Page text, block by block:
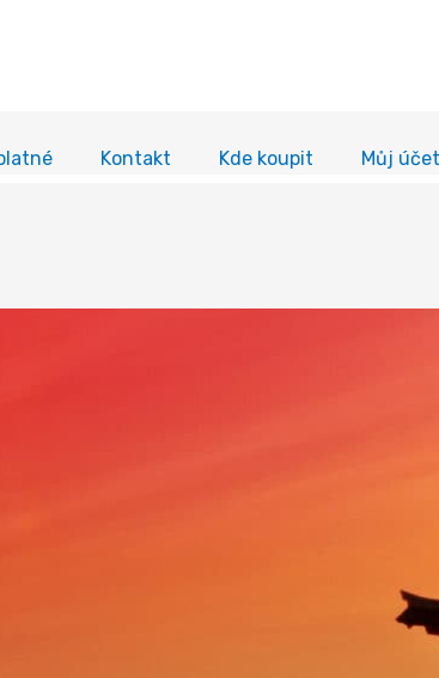
Kontakt Kde koupit Můj účet